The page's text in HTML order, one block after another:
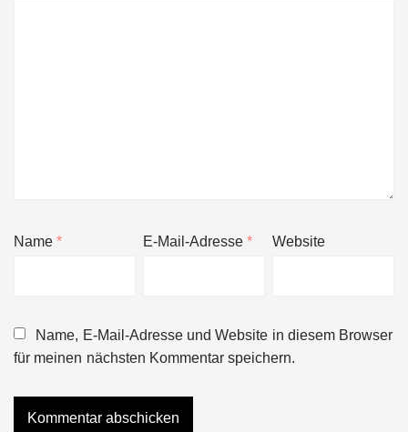
Name* E-Mail-Adresse* Website
Name, E-Mail-Adresse und Website in diesem Browser
für meinen nächsten Kommentar speichern.